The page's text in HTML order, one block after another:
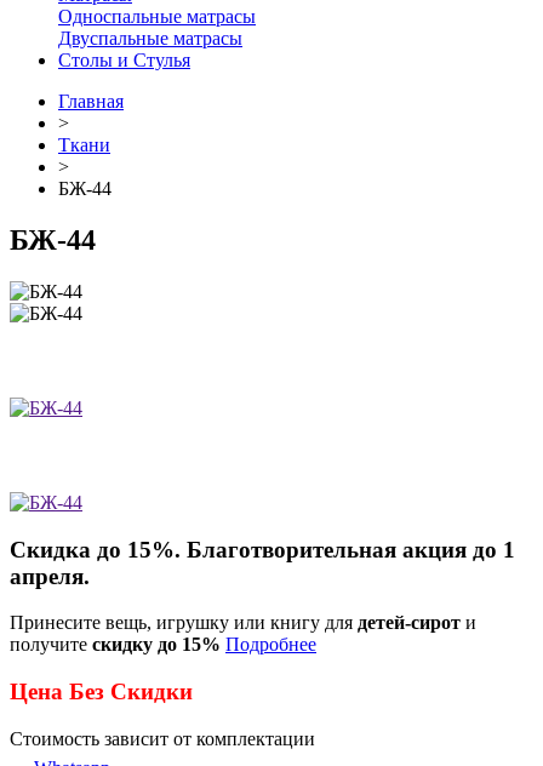
Односпальные матрасы
Двуспальные матрасы
Столы и Стулья
Главная
>
Ткани
>
БЖ-44
БЖ-44
Скидка до 15%. Благотворительная акция до 1
апреля.
Принесите вещь, игрушку или книгу для детей-сирот и
получите скидку до 15% Подробнее
Цена Без Скидки
Стоимость зависит от комплектации